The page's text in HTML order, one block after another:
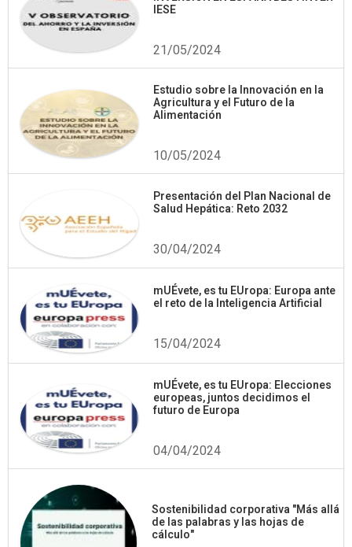
IESE
21/05/2024
Estudio sobre la Innovación en la
Agricultura y el Futuro de la
Alimentación
10/05/2024
Presentación del Plan Nacional de
Salud Hepática: Reto 2032
30/04/2024
mUÉvete, es tu EUropa: Europa ante
el reto de la Inteligencia Artificial
15/04/2024
mUÉvete, es tu EUropa: Elecciones
europeas, juntos decidimos el
futuro de Europa
04/04/2024
Sostenibilidad corporativa "Más allá
de las palabras y las hojas de
cálculo"